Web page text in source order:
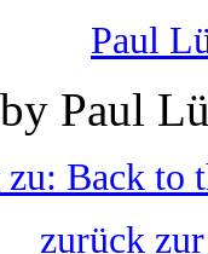
Paul
Paul
Back to
zurück